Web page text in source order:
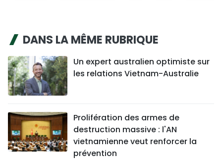
DANS LA MÊME RUBRIQUE
Un expert australien optimiste sur
les relations Vietnam-Australie
Prolifération des armes de
destruction massive : l'AN
vietnamienne veut renforcer la
prévention